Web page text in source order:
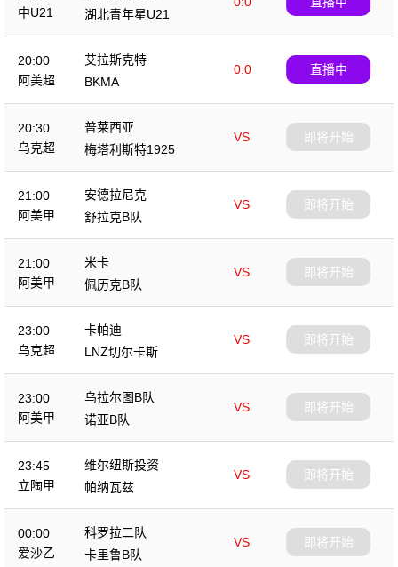
中U21
湖北青年星U21
20:00
阿美超
艾拉斯克特
0:0
BKMA
直播中
20:30
乌克超
普莱西亚
VS
梅塔利斯特1925
即将开始
21:00
阿美甲
安德拉尼克
VS
舒拉克B队
即将开始
21:00
阿美甲
米卡
VS
佩历克B队
即将开始
23:00
乌克超
卡帕迪
VS
LNZ切尔卡斯
即将开始
23:00
阿美甲
乌拉尔图B队
VS
诺亚B队
即将开始
23:45
立陶甲
维尔纽斯投资
VS
帕纳瓦兹
即将开始
00:00
爱沙乙
科罗拉二队
VS
卡里鲁B队
即将开始